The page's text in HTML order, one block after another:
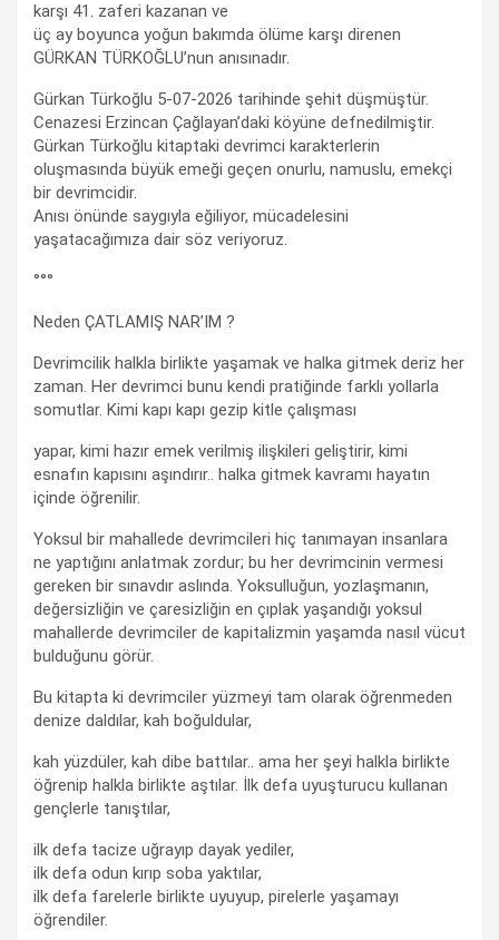
karşı 41. zaferi kazanan ve
üç ay boyunca yoğun bakımda ölüme karşı direnen
GÜRKAN TÜRKOĞLU’nun anısınadır.
Gürkan Türkoğlu 5-07-2026 tarihinde şehit düşmüştür.
Cenazesi Erzincan Çağlayan’daki köyüne defnedilmiştir.
Gürkan Türkoğlu kitaptaki devrimci karakterlerin
oluşmasında büyük emeği geçen onurlu, namuslu, emekçi
bir devrimcidir.
Anısı önünde saygıyla eğiliyor, mücadelesini
yaşatacağımıza dair söz veriyoruz.
°°°
Neden ÇATLAMIŞ NAR’IM ?
Devrimcilik halkla birlikte yaşamak ve halka gitmek deriz her
zaman. Her devrimci bunu kendi pratiğinde farklı yollarla
somutlar. Kimi kapı kapı gezip kitle çalışması
yapar, kimi hazır emek verilmiş ilişkileri geliştirir, kimi
esnafın kapısını aşındırır.. halka gitmek kavramı hayatın
içinde öğrenilir.
Yoksul bir mahallede devrimcileri hiç tanımayan insanlara
ne yaptığını anlatmak zordur; bu her devrimcinin vermesi
gereken bir sınavdır aslında. Yoksulluğun, yozlaşmanın,
değersizliğin ve çaresizliğin en çıplak yaşandığı yoksul
mahallerde devrimciler de kapitalizmin yaşamda nasıl vücut
bulduğunu görür.
Bu kitapta ki devrimciler yüzmeyi tam olarak öğrenmeden
denize daldılar, kah boğuldular,
kah yüzdüler, kah dibe battılar.. ama her şeyi halkla birlikte
öğrenip halkla birlikte aştılar. İlk defa uyuşturucu kullanan
gençlerle tanıştılar,
ilk defa tacize uğrayıp dayak yediler,
ilk defa odun kırıp soba yaktılar,
ilk defa farelerle birlikte uyuyup, pirelerle yaşamayı
öğrendiler.